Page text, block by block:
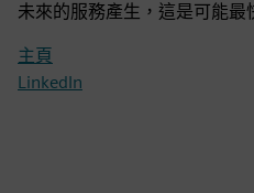
未來的服務產生，這是可能最
主頁
LinkedIn